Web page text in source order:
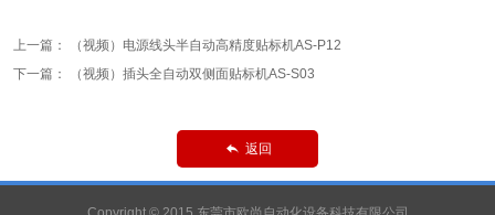
上一篇：
（视频）电源线头半自动高精度贴标机AS-P12
下一篇：
（视频）插头全自动双侧面贴标机AS-S03
 返回